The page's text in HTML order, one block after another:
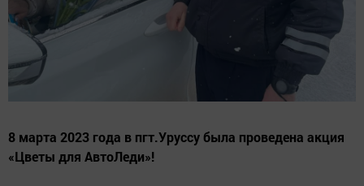
8 марта 2023 года в пгт.Уруссу была проведена акция
«Цветы для АвтоЛеди»!